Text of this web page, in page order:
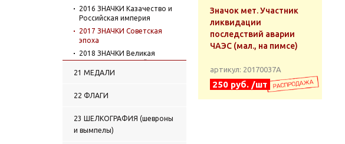
2016 ЗНАЧКИ Казачество и
Российская империя
2017 ЗНАЧКИ Советская
эпоха
2018 ЗНАЧКИ Великая
Отечественная война
2019 ЗНАЧКИ
2020 ЗНАЧКИ Организации,
2021 ЗНАЧКИ Космос
2022 ЗНАЧКИ Транспорт
21 МЕДАЛИ
22 ФЛАГИ
23 ШЕЛКОГРАФИЯ (шевроны
и вымпелы)
Значок мет. Участник
ликвидации
последствий аварии
ЧАЭС (мал., на пимсе)
артикул: 20170037А
250 руб. /шт